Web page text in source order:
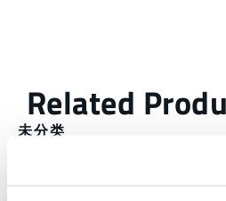
未分类
此产品通常不在您所在的区域